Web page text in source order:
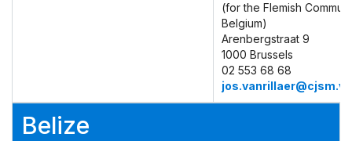
(for the Flemish
Belgium)
Arenbergstraat 9
1000 Brussels
02 553 68 68
Belize